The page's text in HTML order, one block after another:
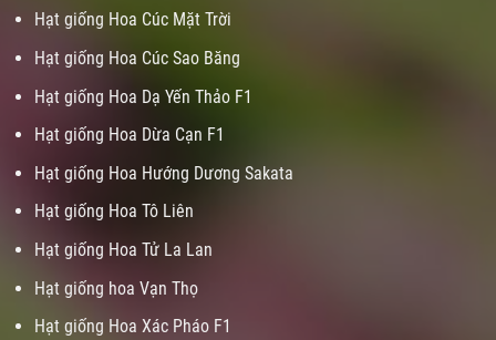
Hạt giống Hoa Cúc Mặt Trời
Hạt giống Hoa Cúc Sao Băng
Hạt giống Hoa Dạ Yến Thảo F1
Hạt giống Hoa Dừa Cạn F1
Hạt giống Hoa Hướng Dương Sakata
Hạt giống Hoa Tô Liên
Hạt giống Hoa Tử La Lan
Hạt giống hoa Vạn Thọ
Hạt giống Hoa Xác Pháo F1